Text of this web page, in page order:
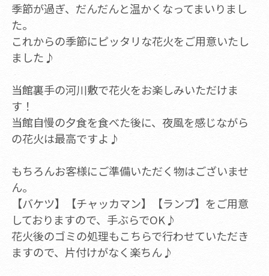
季節が過ぎ、だんだんと温かくなってまいりまし
た。
これからの季節にピッタリな花火をご用意いたし
ました♪
当館裏手の河川敷で花火をお楽しみいただけま
す！
当館自慢の夕食を食べた後に、夜風を感じながら
の花火は最高ですよ♪
もちろんお客様にご準備いただく物はございませ
ん。
【バケツ】【チャッカマン】【ランプ】をご用意
しておりますので、手ぶらでOK♪
花火後のゴミの処理もこちらで行わせていただき
ますので、片付けがなく楽ちん♪